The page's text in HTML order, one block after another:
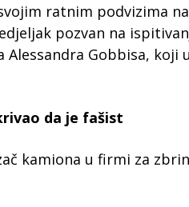
ratnim podvizima
pozvan na
Gobbisa, koji
da je fašist
kamiona u firmi za